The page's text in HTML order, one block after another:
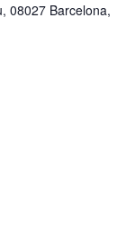
08027 Barcelona,